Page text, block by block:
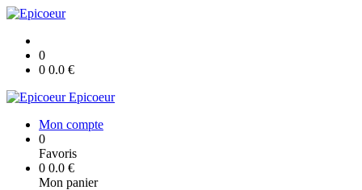
0
0 0.0 €
Epicoeur
Mon compte
0
Favoris
0 0.0 €
Mon panier